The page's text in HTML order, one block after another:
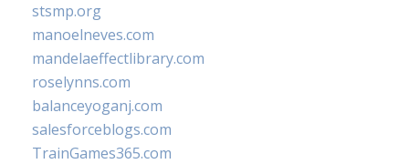
stsmp.org
manoelneves.com
mandelaeffectlibrary.com
roselynns.com
balanceyoganj.com
salesforceblogs.com
TrainGames365.com